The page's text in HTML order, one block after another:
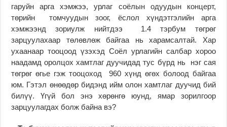
гаруйн арга хэмжээ, урлаг соёлын одуудын концерт,
төрийн томчуудын зоог, ёслол хүндэтгэлийн арга
хэмжээнд зориулж нийтдээ 1.4 тэрбум төгрөг
зарцуулахаар төлөвлөж байгаа нь харамсалтай. Хар
ухаанаар тооцоод үзэхэд Соёл урлагийн салбар хороо
наадамд оролцох хамтлаг дуучидад тус бүрд нь нэг сая
төгрөг өгье гэж тооцоход 960 хүнд өгөх болоод байгаа
юм. Гэтэл өнөөдөр бидэнд ийм олон хамтлаг дуучид бий
билүү. Үгүй бол энэ хөрөнгө юунд, ямар зорилгоор
зарцуулагдах болж байна вэ?